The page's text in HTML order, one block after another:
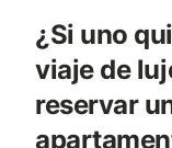
¿Si uno
viaje de
reservar